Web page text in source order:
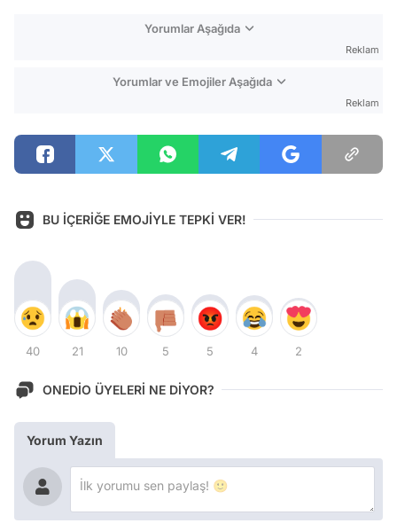
Yorumlar Aşağıda
Reklam
Yorumlar ve Emojiler Aşağıda
Reklam
BU İÇERİĞE EMOJİYLE TEPKİ VER!
40 21 10 5 5 4 2
ONEDİO ÜYELERİ NE DİYOR?
Yorum Yazın